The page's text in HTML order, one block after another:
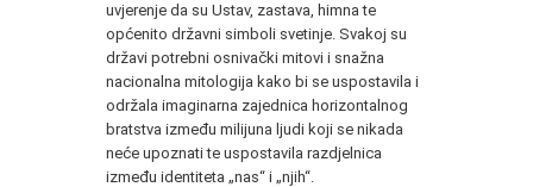
uvjerenje da su Ustav, zastava, himna te
općenito državni simboli svetinje. Svakoj su
državi potrebni osnivački mitovi i snažna
nacionalna mitologija kako bi se uspostavila i
održala imaginarna zajednica horizontalnog
bratstva između milijuna ljudi koji se nikada
neće upoznati te uspostavila razdjelnica
između identiteta „nas“ i „njih“.